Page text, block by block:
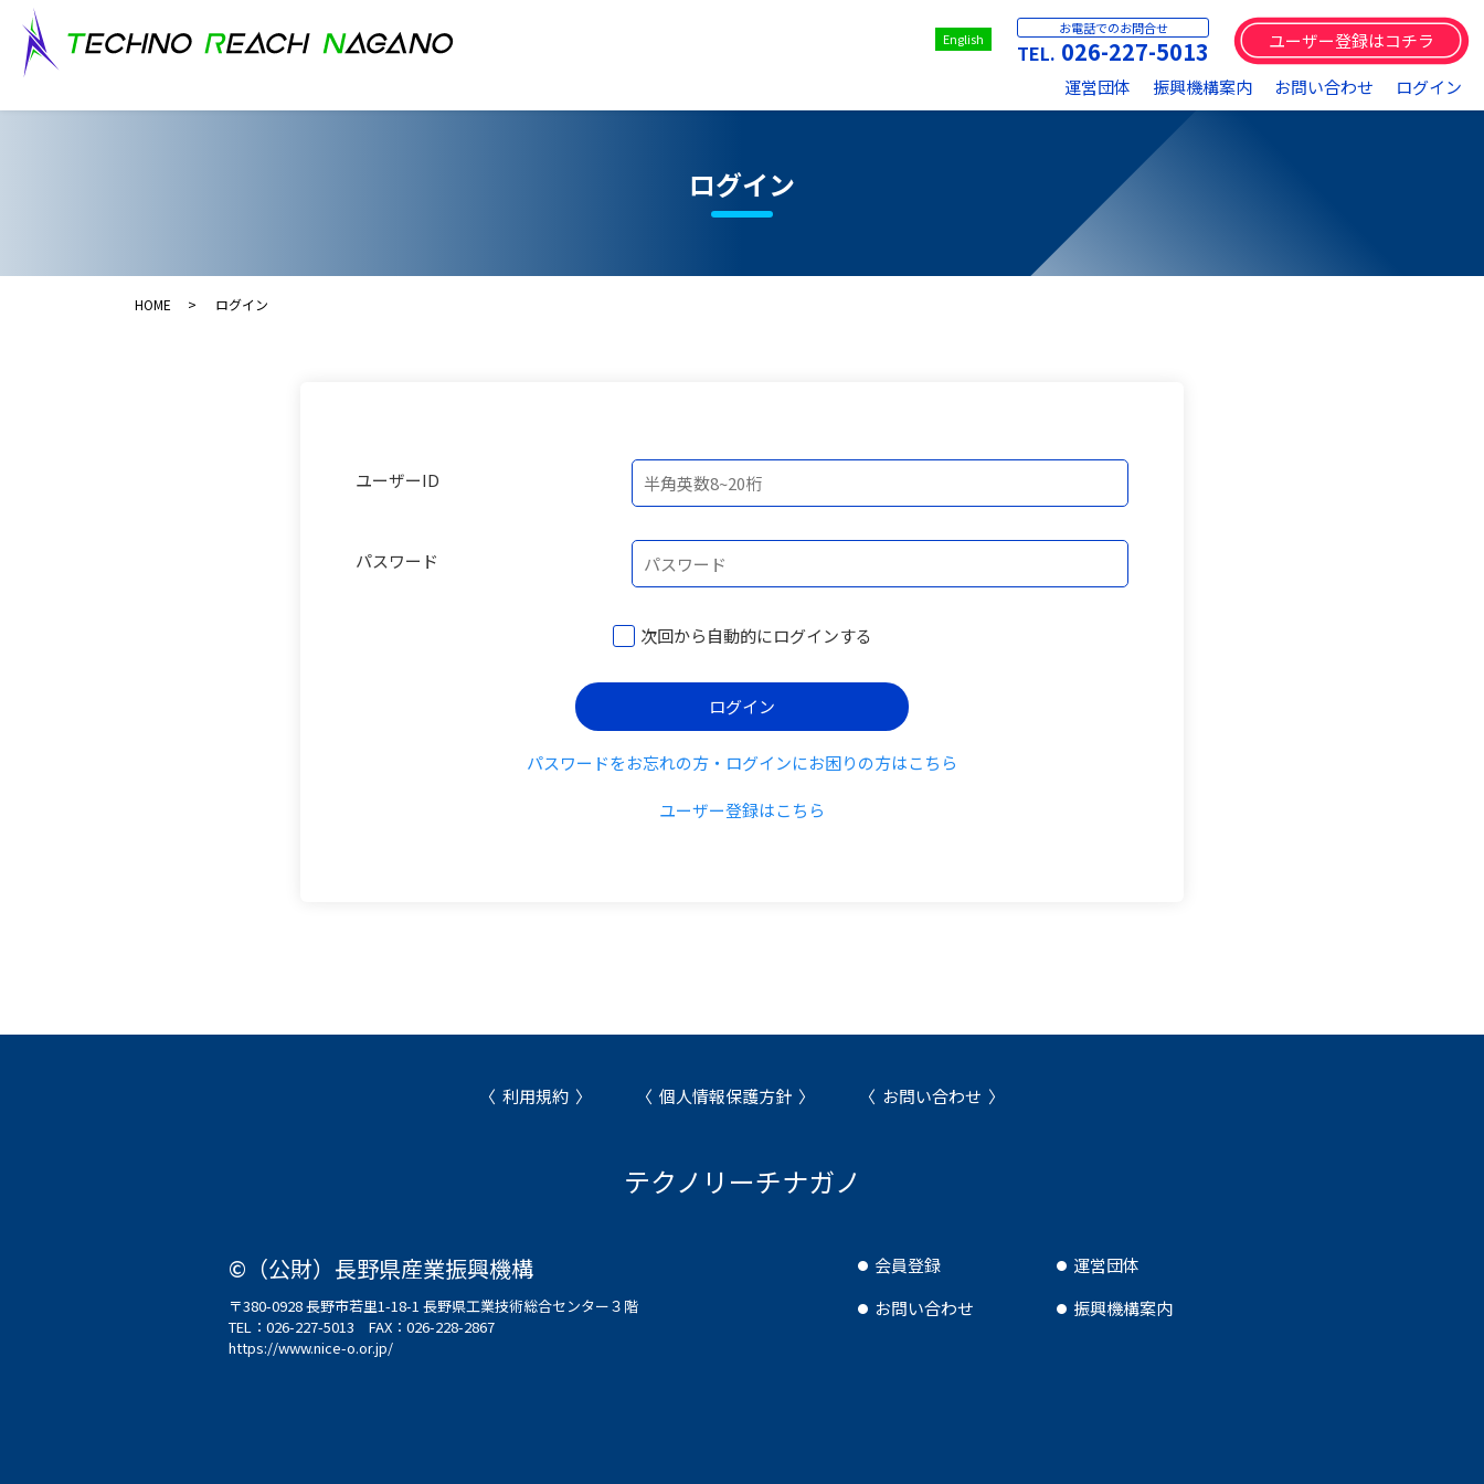
運営団体 振興機構案内 お問い合わせ ログイン
English
お電話でのお問合せ
026-227-5013 ユーザー登録はコチラ
ログイン
HOME ログイン
ユーザーID
パスワード
次回から自動的にログインする
ログイン
パスワードをお忘れの方・ログインにお困りの方はこちら
ユーザー登録はこちら
利用規約 個人情報保護方針 お問い合わせ
テクノリーチナガノ
©（公財）長野県産業振興機構
〒380-0928 長野市若里1-18-1 長野県工業技術総合センター３階
TEL： 026-227-5013 FAX：026-228-2867
https://www.nice-o.or.jp/
会員登録
お問い合わせ
運営団体
振興機構案内